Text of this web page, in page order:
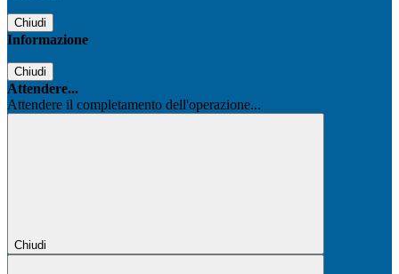
Chiudi
Informazione
Chiudi
Attendere...
Attendere il completamento dell'operazione...
Chiudi